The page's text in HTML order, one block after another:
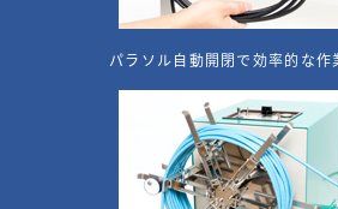
パラソル自動開閉で効率的な作